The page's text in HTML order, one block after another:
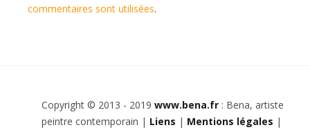
commentaires sont utilisées.
Copyright © 2013 - 2019 www.bena.fr : Bena, artiste
peintre contemporain | Liens | Mentions légales |